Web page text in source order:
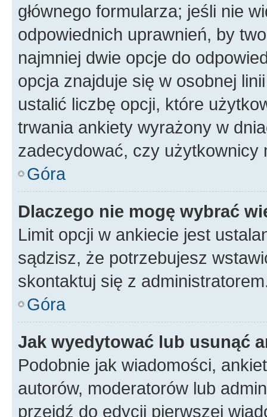
głównego formularza; jeśli nie
odpowiednich uprawnień, by
najmniej dwie opcje do
opcja znajduje się w osobnej
ustalić liczbę opcji, które
trwania ankiety wyrażony w
zadecydować, czy użytkownicy
Góra
Dlaczego nie mogę wybrać
Limit opcji w ankiecie jest
sądzisz, że potrzebujesz
skontaktuj się z
Góra
Jak wyedytować lub usunąć
Podobnie jak wiadomości,
autorów, moderatorów lub
przejdź do edycji pierwszej